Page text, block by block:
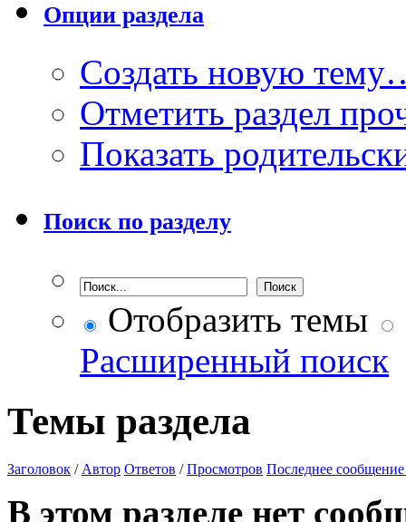
Опции раздела
Создать новую
Отметить раздел
Показать
Поиск по разделу
Отобразить темы
Расширенный поиск
Темы раздела
Заголовок / Автор Ответов /Просмотров Последнее сообщение
В этом разделе нет